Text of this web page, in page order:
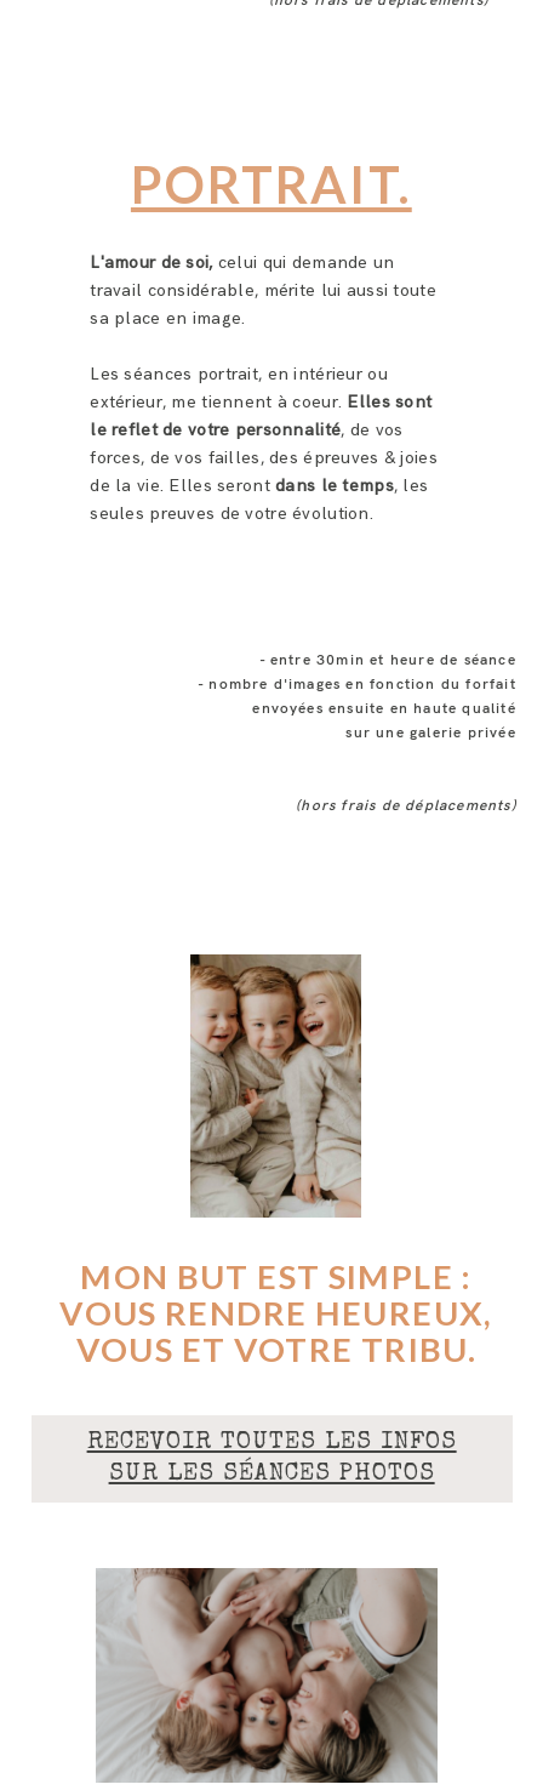
PORTRAIT.
L'amour de soi,celui qui demande un
travail considérable, mérite lui aussi toute
sa place en image.
Les séances portrait, en intérieur ou
extérieur, me tiennent à coeur. Elles sont
le reflet de votre personnalité, de vos
forces, de vos failles, des épreuves & joies
de la vie. Elles serontdans le temps, les
seules preuves de votre évolution.
- entre 30min et heure de séance
- nombre d'images en fonction du forfait
envoyées ensuite en haute qualité
sur une galerie privée
(hors frais de déplacements)
MON BUT EST SIMPLE :
VOUS RENDRE HEUREUX,
VOUS ET VOTRE TRIBU.
RECEVOIR TOUTES LES INFOS
SUR LES SÉANCES PHOTOS